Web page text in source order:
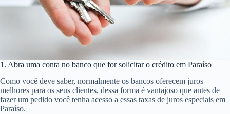
1. Abra uma conta no banco que for solicitar o crédito em Paraíso
Como você deve saber, normalmente os bancos oferecem juros
melhores para os seus clientes, dessa forma é vantajoso que antes de
fazer um pedido você tenha acesso a essas taxas de juros especiais em
Paraíso.